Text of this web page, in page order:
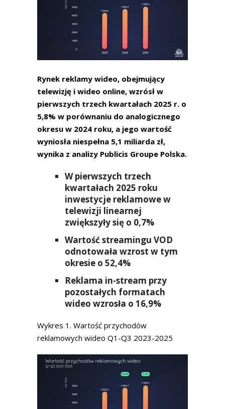
Rynek reklamy wideo, obejmujący
telewizję i wideo online, wzrósł w
pierwszych trzech kwartałach 2025 r. o
5,8% w porównaniu do analogicznego
okresu w 2024 roku, a jego wartość
wyniosła niespełna 5,1 miliarda zł,
wynika z analizy Publicis Groupe Polska.
W pierwszych trzech
kwartałach 2025 roku
inwestycje reklamowe w
telewizji linearnej
zwiększyły się o 0,7%
Wartość streamingu VOD
odnotowała wzrost w tym
okresie o 52,4%
Reklama in-stream przy
pozostałych formatach
wideo wzrosła o 16,9%
Wykres 1. Wartość przychodów
reklamowych wideo Q1-Q3 2023-2025